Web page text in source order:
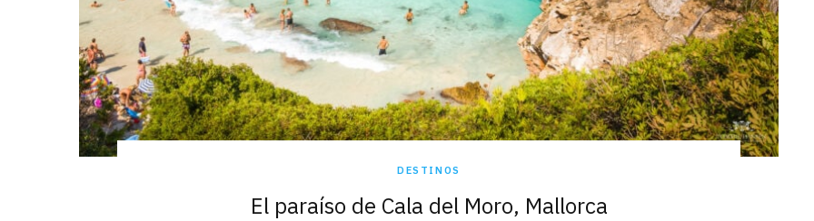
DESTINOS
El paraíso de Cala del Moro, Mallorca